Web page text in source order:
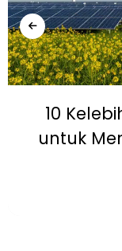
10
untuk